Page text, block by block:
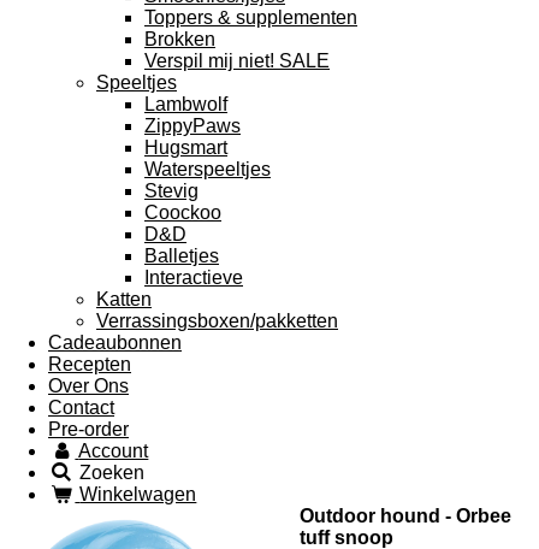
Toppers & supplementen
Brokken
Verspil mij niet! SALE
Speeltjes
Lambwolf
ZippyPaws
Hugsmart
Waterspeeltjes
Stevig
Coockoo
D&D
Balletjes
Interactieve
Katten
Verrassingsboxen/pakketten
Cadeaubonnen
Recepten
Over Ons
Contact
Pre-order
Account
Zoeken
Winkelwagen
Outdoor hound - Orbee
tuff snoop